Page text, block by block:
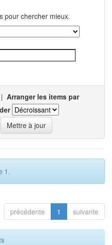
pour chercher mieux.
| Arranger les items par
1.
précédente 1 suivante